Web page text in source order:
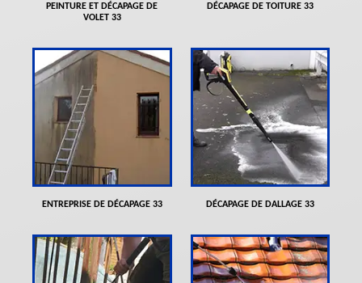
PEINTURE ET DÉCAPAGE DE
VOLET 33
DÉCAPAGE DE TOITURE 33
ENTREPRISE DE DÉCAPAGE 33 DÉCAPAGE DE DALLAGE 33